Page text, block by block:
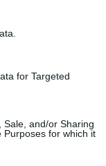
for Targeted
Sale, and/or Sharing
Purposes for which it
Το La Grazia
έδειξε πως
μιας εποχής,